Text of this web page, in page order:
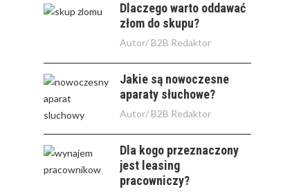
Dlaczego warto oddawać
złom do skupu?
Autor/ B2B Redaktor
Jakie są nowoczesne
aparaty słuchowe?
Autor/ B2B Redaktor
Dla kogo przeznaczony
jest leasing
pracowniczy?